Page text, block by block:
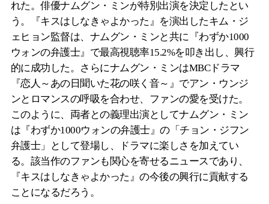
れた。俳優ナムグン・ミンが特別出演を決定したとい
う。『キスはしなきゃよかった』を演出したキム・ジ
ェヒョン監督は、ナムグン・ミンと共に『わずか1000
ウォンの弁護士』で最高視聴率15.2%を叩き出し、興行
的に成功した。さらにナムグン・ミンはMBCドラマ
『恋人～あの日聞いた花の咲く音～』でアン・ウンジ
ンとロマンスの呼吸を合わせ、ファンの愛を受けた。
このように、両者との義理出演としてナムグン・ミン
は『わずか1000ウォンの弁護士』の「チョン・ジフン
弁護士」として登場し、ドラマに楽しさを加えてい
る。該当作のファンも関心を寄せるニュースであり、
『キスはしなきゃよかった』の今後の興行に貢献する
ことになるだろう。